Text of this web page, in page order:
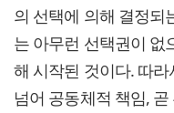
의 선택에 의해 결정되
는 아무런 선택권이 없
해 시작된 것이다. 따
넘어 공동체적 책임,